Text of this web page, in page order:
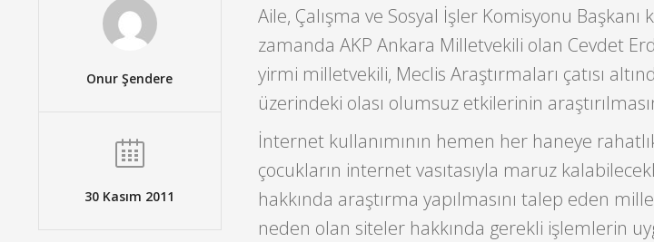
Onur Şendere
30 Kasım 2011
Aile, Çalışma ve Sosyal İşler Komisyonu
zamanda AKP Ankara Milletvekili olan Cevdet
yirmi milletvekili, Meclis Araştırmaları çatısı
üzerindeki olası olumsuz etkilerinin
İnternet kullanımının hemen her haneye
çocukların internet vasıtasıyla maruz
hakkında araştırma yapılmasını talep eden
neden olan siteler hakkında gerekli işlemlerin